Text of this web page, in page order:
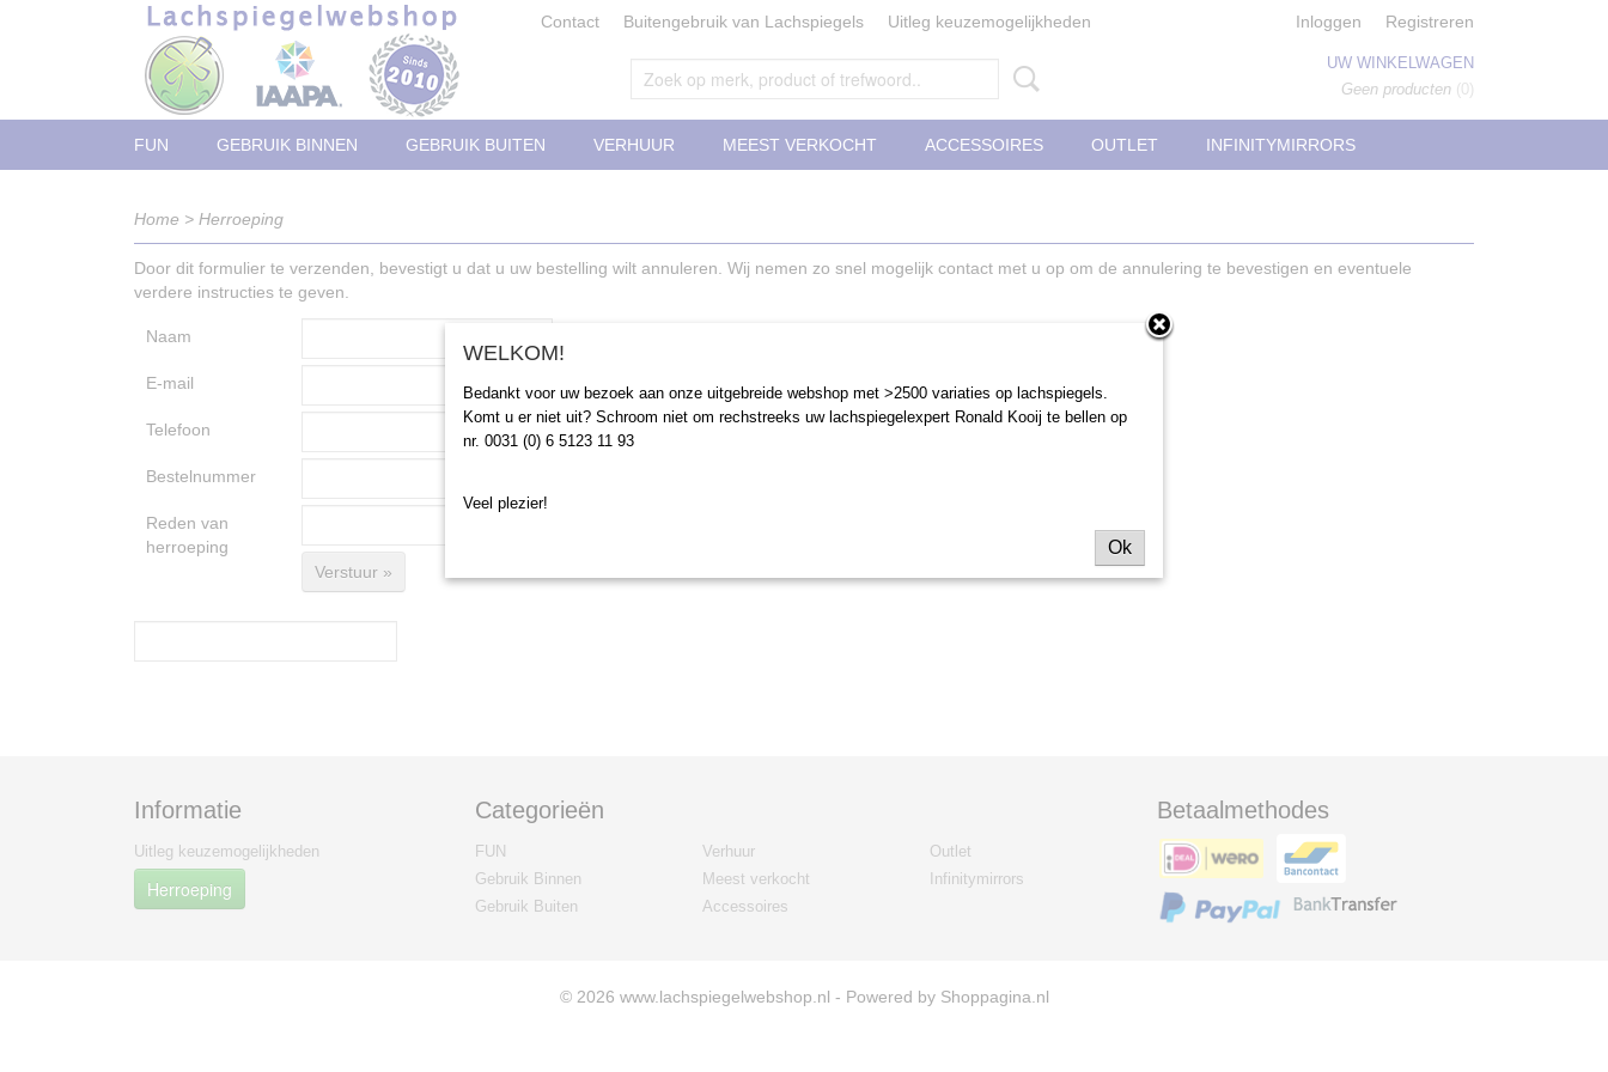
Contact Buitengebruik van Lachspiegels Uitleg keuzemogelijkheden Inloggen Registreren
UW WINKELWAGEN
Geen producten (0)
FUN GEBRUIK BINNEN GEBRUIK BUITEN VERHUUR MEEST VERKOCHT ACCESSOIRES OUTLET INFINITYMIRRORS
Home > Herroeping
Door dit formulier te verzenden, bevestigt u dat u uw bestelling wilt annuleren. Wij nemen zo snel mogelijk contact met u op om de annulering te bevestigen en eventuele
verdere instructies te geven.
Naam
E-mail
Telefoon
Bestelnummer
Reden van
herroeping
Verstuur »
Informatie
Uitleg keuzemogelijkheden
Herroeping
Categorieën
FUN
Gebruik Binnen
Gebruik Buiten
Verhuur
Meest verkocht
Accessoires
Outlet
Infinitymirrors
Betaalmethodes
© 2026 www.lachspiegelwebshop.nl - Powered by Shoppagina.nl
WELKOM!
Bedankt voor uw bezoek aan onze uitgebreide webshop met >2500 variaties op lachspiegels.
Komt u er niet uit? Schroom niet om rechstreeks uw lachspiegelexpert Ronald Kooij te bellen op
nr. 0031 (0) 6 5123 11 93
Veel plezier!
Ok